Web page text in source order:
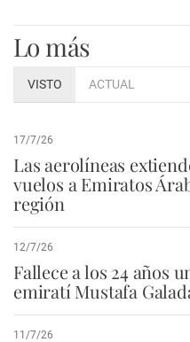
Lo más
VISTO ACTUAL
17/7/26
Las aerolíneas
vuelos a Emiratos
región
12/7/26
Fallece a los 24 años
emiratí Mustafa
11/7/26